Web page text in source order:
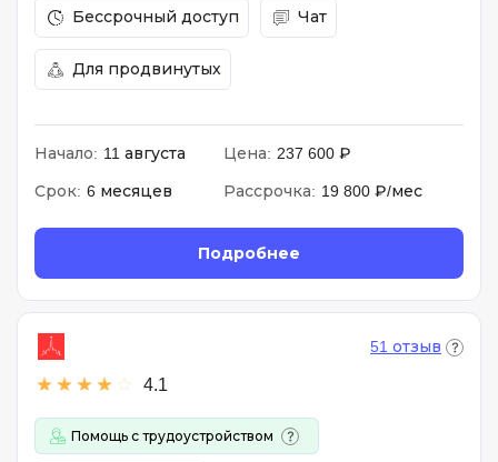
Бессрочный доступ Чат
Для продвинутых
Начало: 11 августа Цена: 237 600 ₽
Срок: 6 месяцев Рассрочка: 19 800 ₽/мес
Подробнее
4.1
51 отзыв
Помощь с трудоустройством